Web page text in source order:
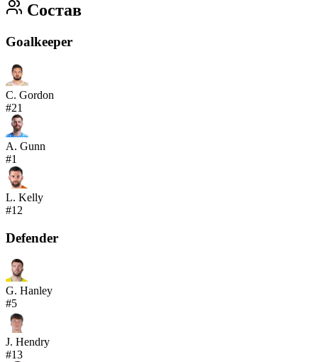
Состав
Goalkeeper
C. Gordon
#21
A. Gunn
#1
L. Kelly
#12
Defender
G. Hanley
#5
J. Hendry
#13